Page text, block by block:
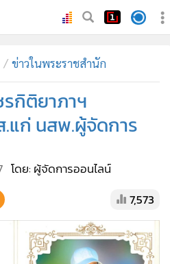
ข่าวในพระราชสำนัก
กิติยาภาฯ
.แก่ นสพ.ผู้จัดการ
โดย: ผู้จัดการออนไลน์
7,573